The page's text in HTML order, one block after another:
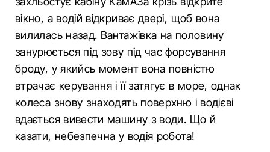
вікно, а водій відкриває двері, щоб вона
вилилась назад. Вантажівка на половину
занурюється під зову під час форсування
броду, у якийсь момент вона повністю
втрачає керування і її затягує в море, однак
колеса знову знаходять поверхню і водієві
вдається вивести машину з води. Що й
казати, небезпечна у водія робота!